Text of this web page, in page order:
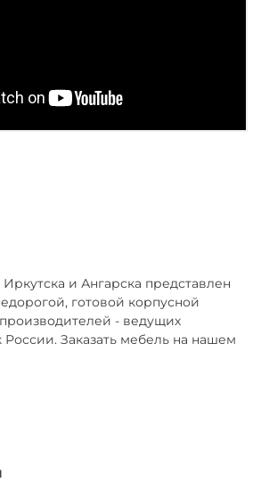
и Ангарска представлен
готовой корпусной
- ведущих
Заказать мебель на нашем